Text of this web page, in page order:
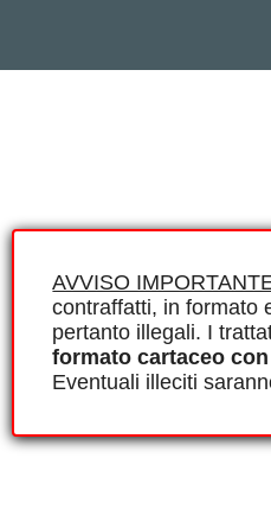
AVVISO
contraffatti, in formato
pertanto illegali. I
formato cartaceo
Eventuali illeciti